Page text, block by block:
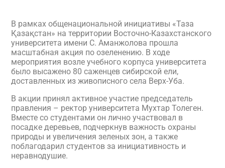
В рамках общенациональной инициативы «Таза
Қазақстан» на территории Восточно-Казахстанского
университета имени С. Аманжолова прошла
масштабная акция по озеленению. В ходе
мероприятия возле учебного корпуса университета
было высажено 80 саженцев сибирской ели,
доставленных из живописного села Верх-Уба.
В акции принял активное участие председатель
правления – ректор университета Мухтар Толеген.
Вместе со студентами он лично участвовал в
посадке деревьев, подчеркнув важность охраны
природы и увеличения зеленых зон, а также
поблагодарил студентов за инициативность и
неравнодушие.